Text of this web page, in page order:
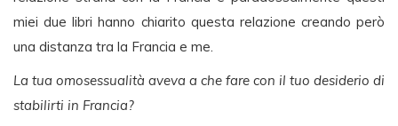
miei due libri hanno chiarito questa relazione creando però
una distanza tra la Francia e me.
La tua omosessualità aveva a che fare con il tuo desiderio di
stabilirti in Francia?